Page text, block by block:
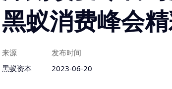
黑蚁消费峰会精
来源
黑蚁资本
发布时间
2023-06-20